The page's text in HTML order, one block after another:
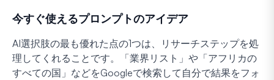
今すぐ使えるプロンプトのアイデア
AI選択肢の最も優れた点の1つは、リサーチステップを処
理してくれることです。「業界リスト」や「アフリカの
すべての国」などをGoogleで検索して自分で結果をフォ